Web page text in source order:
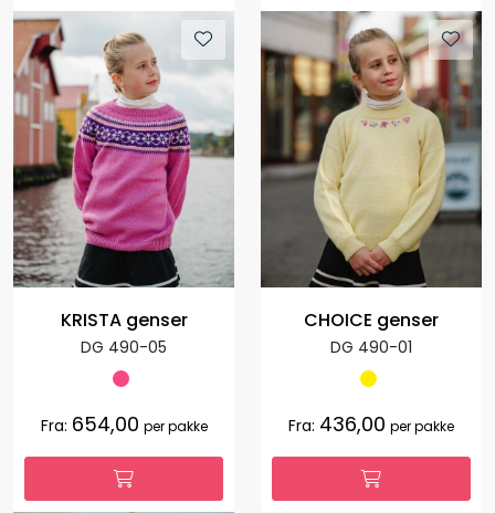
KRISTA genser
DG 490-05
Fra: 654,00 per pakke
CHOICE genser
DG 490-01
Fra: 436,00 per pakke